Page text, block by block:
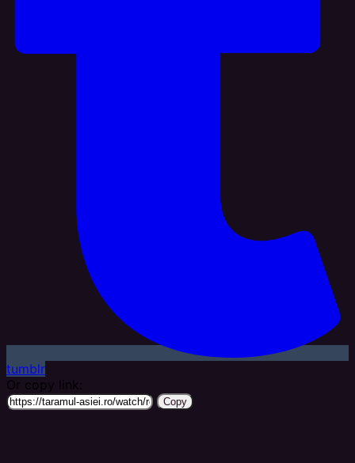
tumblr
Or copy link:
Copy